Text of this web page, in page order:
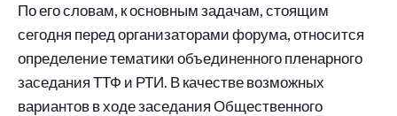
По его словам, к основным задачам, стоящим
сегодня перед организаторами форума, относится
определение тематики объединенного пленарного
заседания ТТФ и РТИ. В качестве возможных
вариантов в ходе заседания Общественного